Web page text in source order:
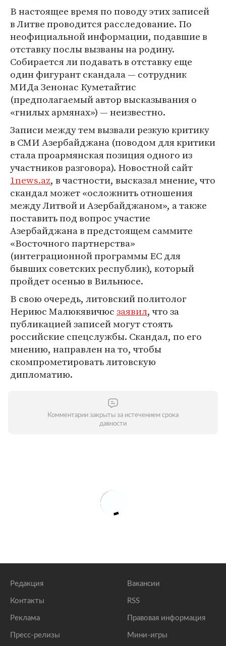
В настоящее время по поводу этих записей
в Литве проводится расследование. По
неофициальной информации, подавшие в
отставку послы вызваны на родину.
Собирается ли подавать в отставку еще
один фигурант скандала — сотрудник
МИДа Зенонас Куметайтис
(предполагаемый автор высказывания о
«гнилых армянах») — неизвестно.
Записи между тем вызвали резкую критику
в СМИ Азербайджана (поводом для критики
стала проармянская позиция одного из
участников разговора). Новостной сайт
1news.az, в частности, высказал мнение, что
скандал может «осложнить отношения
между Литвой и Азербайджаном», а также
поставить под вопрос участие
Азербайджана в предстоящем саммите
«Восточного партнерства»
(интеграционной программы ЕС для
бывших советских республик), который
пройдет осенью в Вильнюсе.
В свою очередь, литовский политолог
Нериюс Малюкявичюсзаявил, что за
публикацией записей могут стоять
российские спецслужбы. Скандал, по его
мнению, направлен на то, чтобы
скомпрометировать литовскую
дипломатию.
Комментарии закрыты за истечением срока
давности
Редакция
Контакты
Реклама
Пресс-релизы
Вакансии
RSS
Правовая информация
Мини-игры